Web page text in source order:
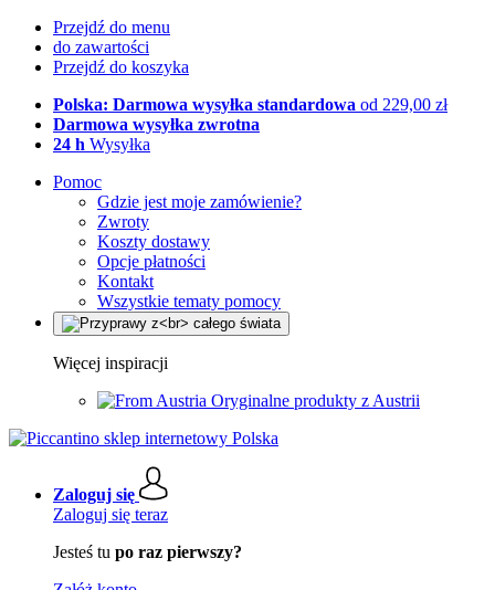
Przejdź do menu
do zawartości
Przejdź do koszyka
Polska: Darmowa wysyłka standardowa od 229,00 zł
Darmowa wysyłka zwrotna
24 h Wysyłka
Pomoc
Gdzie jest moje zamówienie?
Zwroty
Koszty dostawy
Opcje płatności
Kontakt
Wszystkie tematy pomocy
Więcej inspiracji
Oryginalne produkty z Austrii
Zaloguj się
Zaloguj się teraz
Jesteś tu po raz pierwszy?